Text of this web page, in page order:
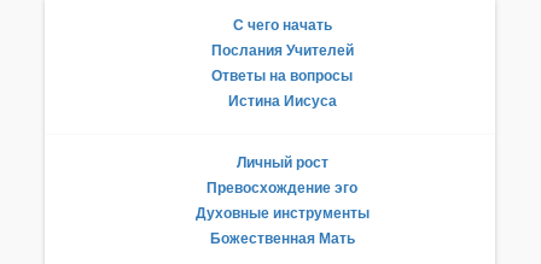
С чего начать
Послания Учителей
Ответы на вопросы
Истина Иисуса
Личный рост
Превосхождение эго
Духовные инструменты
Божественная Мать